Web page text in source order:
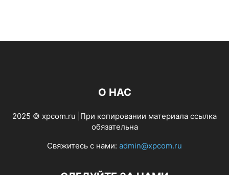
О НАС
2025 © xpcom.ru |При копировании материала ссылка
обязательна
Свяжитесь с нами: admin@xpcom.ru